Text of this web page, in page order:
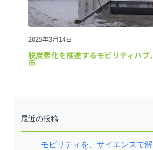
2025年3月14日
脱炭素化を推進するモビリティハブ
市
最近の投稿
モビリティを、サイエンスで